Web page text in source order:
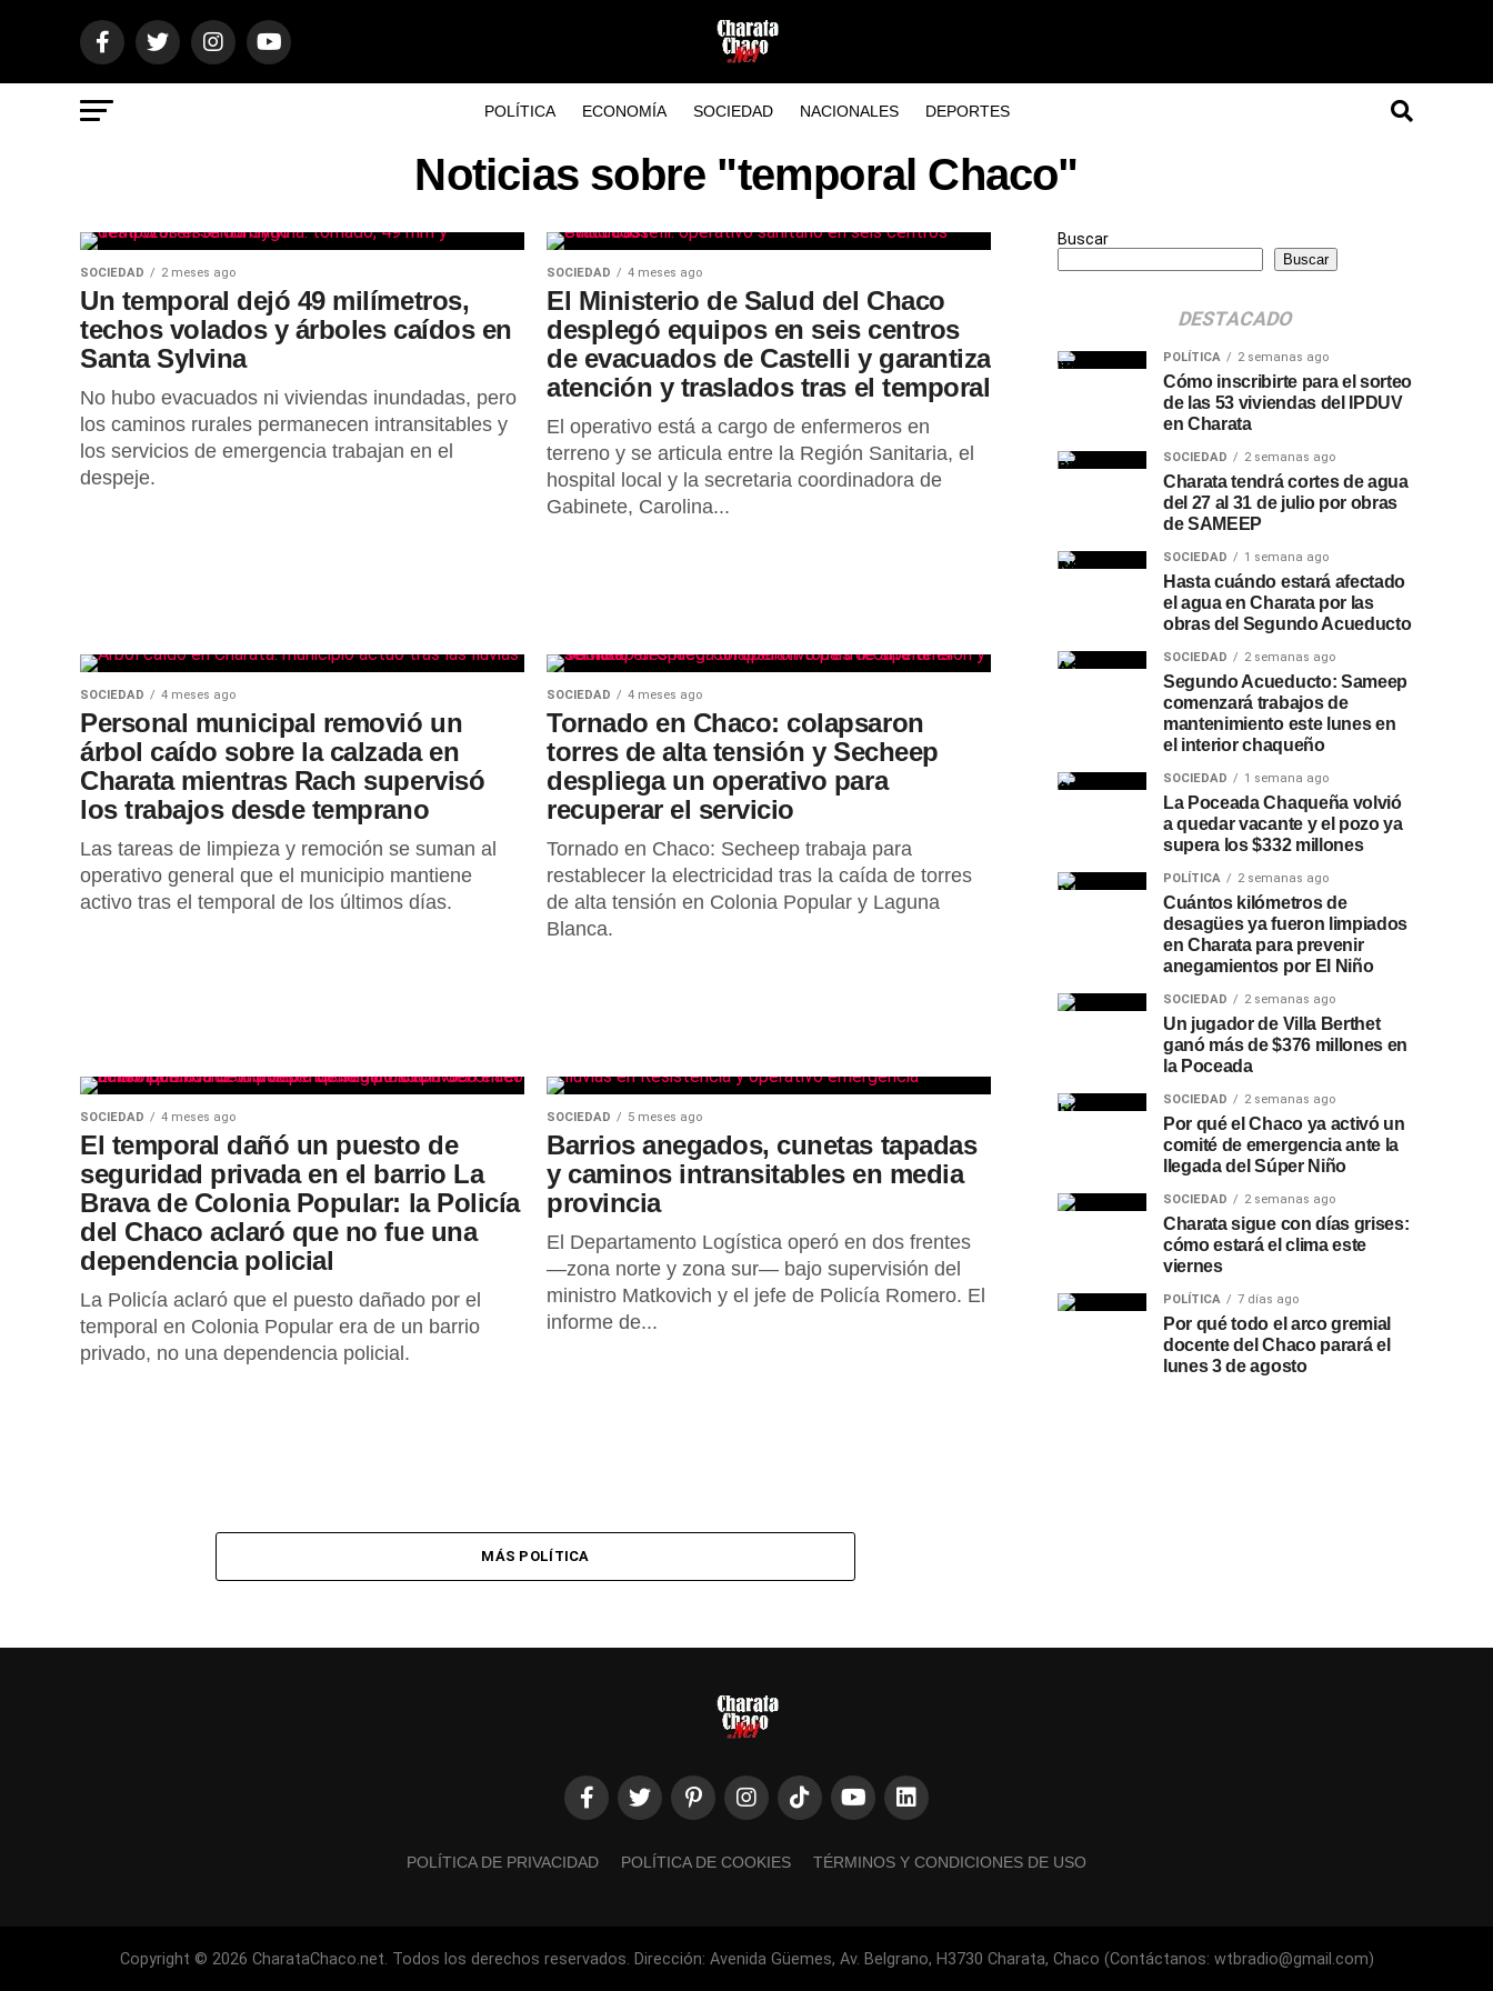
POLÍTICA ECONOMÍA SOCIEDAD NACIONALES DEPORTES
Noticias sobre "temporal Chaco"
SOCIEDAD 2 meses ago
Un temporal dejó 49 milímetros,
techos volados y árboles caídos en
Santa Sylvina
No hubo evacuados ni viviendas inundadas, pero
los caminos rurales permanecen intransitables y
los servicios de emergencia trabajan en el
despeje.
SOCIEDAD 4 meses ago
El Ministerio de Salud del Chaco
desplegó equipos en seis centros
de evacuados de Castelli y garantiza
atención y traslados tras el temporal
El operativo está a cargo de enfermeros en
terreno y se articula entre la Región Sanitaria, el
hospital local y la secretaria coordinadora de
Gabinete, Carolina...
SOCIEDAD 4 meses ago
Personal municipal removió un
árbol caído sobre la calzada en
Charata mientras Rach supervisó
los trabajos desde temprano
Las tareas de limpieza y remoción se suman al
operativo general que el municipio mantiene
activo tras el temporal de los últimos días.
SOCIEDAD 4 meses ago
Tornado en Chaco: colapsaron
torres de alta tensión y Secheep
despliega un operativo para
recuperar el servicio
Tornado en Chaco: Secheep trabaja para
restablecer la electricidad tras la caída de torres
de alta tensión en Colonia Popular y Laguna
Blanca.
SOCIEDAD 4 meses ago
El temporal dañó un puesto de
seguridad privada en el barrio La
Brava de Colonia Popular: la Policía
del Chaco aclaró que no fue una
dependencia policial
La Policía aclaró que el puesto dañado por el
temporal en Colonia Popular era de un barrio
privado, no una dependencia policial.
SOCIEDAD 5 meses ago
Barrios anegados, cunetas tapadas
y caminos intransitables en media
provincia
El Departamento Logística operó en dos frentes
—zona norte y zona sur— bajo supervisión del
ministro Matkovich y el jefe de Policía Romero. El
informe de...
MÁS POLÍTICA
Buscar
Buscar
DESTACADO
POLÍTICA 2 semanas ago
Cómo inscribirte para el sorteo
de las 53 viviendas del IPDUV
en Charata
SOCIEDAD 2 semanas ago
Charata tendrá cortes de agua
del 27 al 31 de julio por obras
de SAMEEP
SOCIEDAD 1 semana ago
Hasta cuándo estará afectado
el agua en Charata por las
obras del Segundo Acueducto
SOCIEDAD 2 semanas ago
Segundo Acueducto: Sameep
comenzará trabajos de
mantenimiento este lunes en
el interior chaqueño
SOCIEDAD 1 semana ago
La Poceada Chaqueña volvió
a quedar vacante y el pozo ya
supera los $332 millones
POLÍTICA 2 semanas ago
Cuántos kilómetros de
desagües ya fueron limpiados
en Charata para prevenir
anegamientos por El Niño
SOCIEDAD 2 semanas ago
Un jugador de Villa Berthet
ganó más de $376 millones en
la Poceada
SOCIEDAD 2 semanas ago
Por qué el Chaco ya activó un
comité de emergencia ante la
llegada del Súper Niño
SOCIEDAD 2 semanas ago
Charata sigue con días grises:
cómo estará el clima este
viernes
POLÍTICA 7 días ago
Por qué todo el arco gremial
docente del Chaco parará el
lunes 3 de agosto
POLÍTICA DE PRIVACIDAD POLÍTICA DE COOKIES TÉRMINOS Y CONDICIONES DE USO
Copyright © 2026 CharataChaco.net. Todos los derechos reservados. Dirección: Avenida Güemes, Av. Belgrano, H3730 Charata, Chaco (Contáctanos: wtbradio@gmail.com)